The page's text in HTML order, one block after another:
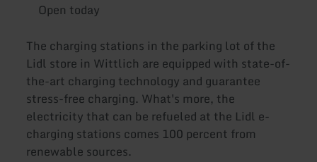
Open today
The charging stations in the parking lot of the
Lidl store in Wittlich are equipped with state-of-
the-art charging technology and guarantee
stress-free charging. What's more, the
electricity that can be refueled at the Lidl e-
charging stations comes 100 percent from
renewable sources.